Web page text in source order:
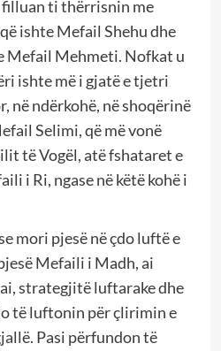
ti thërrisnin me
ishte Mefail Shehu dhe
Mefail Mehmeti. Nofkat u
ishte më i gjatë e tjetri
në ndërkohë, në shoqërinë
Selimi, që më vonë
të Vogël, atë fshataret e
i Ri, ngase në këtë kohë i
mori pjesë në çdo luftë e
Mefaili i Madh, ai
strategjitë luftarake dhe
të luftonin për çlirimin e
Pasi përfundon të